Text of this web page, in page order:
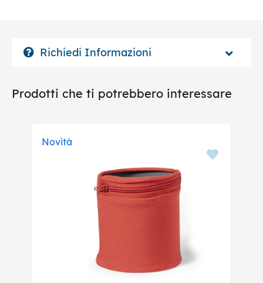
Richiedi Informazioni
Prodotti che ti potrebbero interessare
Novità